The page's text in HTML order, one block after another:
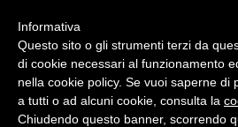
Informativa
Questo sito o gli strumenti terzi da
di cookie necessari al funzionamento
nella cookie policy. Se vuoi saperne di
a tutti o ad alcuni cookie, consulta la
Chiudendo questo banner, scorrendo